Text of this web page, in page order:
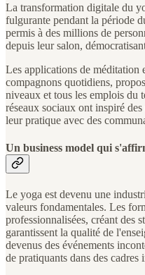
La transformation digitale du
fulgurante pendant la période
permis à des millions de
depuis leur salon,
Les applications de méditation
compagnons quotidiens,
niveaux et tous les emplois du
réseaux sociaux ont inspiré
leur pratique avec des
Un business model qui
Le yoga est devenu une
valeurs fondamentales. Les
professionnalisées, créant des
garantissent la qualité de
devenus des événements
de pratiquants dans des cadres